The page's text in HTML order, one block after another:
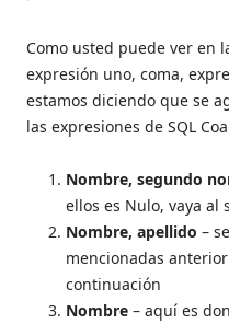
Como usted puede ver en
expresión uno, coma,
estamos diciendo que se
las expresiones de SQL
Nombre, segundo
ellos es Nulo, vaya al
Nombre, apellido –
mencionadas
continuación
Nombre – aquí es